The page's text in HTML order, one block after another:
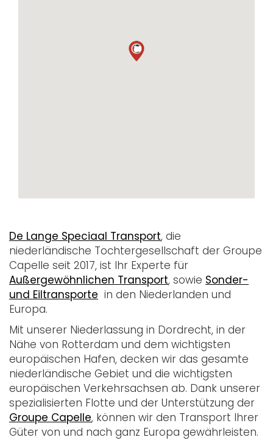
De Lange Speciaal Transport, die
niederländische Tochtergesellschaft der Groupe
Capelle seit 2017, ist Ihr Experte für
Außergewöhnlichen Transport, sowie Sonder-
und Eiltransporte in den Niederlanden und
Europa.
Mit unserer Niederlassung in Dordrecht, in der
Nähe von Rotterdam und dem wichtigsten
europäischen Hafen, decken wir das gesamte
niederländische Gebiet und die wichtigsten
europäischen Verkehrsachsen ab. Dank unserer
spezialisierten Flotte und der Unterstützung der
Groupe Capelle, können wir den Transport Ihrer
Güter von und nach ganz Europa gewährleisten.